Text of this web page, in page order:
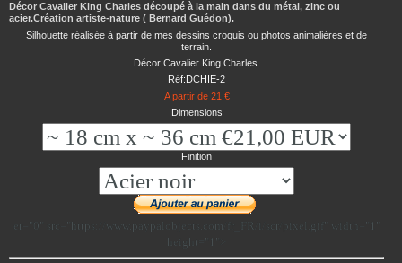
Décor Cavalier King Charles découpé à la main dans du métal, zinc ou
acier.Création artiste-nature ( Bernard Guédon).
Silhouette réalisée à partir de mes dessins croquis ou photos animalières et de
terrain.
Décor Cavalier King Charles.
Réf:DCHIE-2
A partir de 21 €
Dimensions
Finition
er="0" src="https://www.paypalobjects.com/fr_FR/i/scr/pixel.gif" width="1"
height="1">